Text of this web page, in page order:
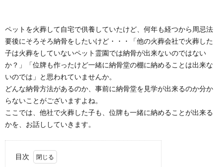
ペットを火葬して自宅で供養していたけど、何年も経つから周忌法
要後にそろそろ納骨をしたいけど・・・「他の火葬会社で火葬した
子は火葬をしていないペット霊園では納骨が出来ないのではない
か？」「位牌も作ったけど一緒に納骨堂の棚に納めることは出来な
いのでは」と思われていませんか。
どんな納骨方法があるのか、事前に納骨堂を見学が出来るのか分か
らないことがございますよね。
ここでは、他社で火葬した子も、位牌も一緒に納めることが出来る
かを、お話ししていきます。
目次